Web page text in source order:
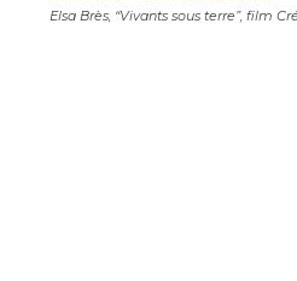
Elsa Brès, “Vivants sous terre”, film